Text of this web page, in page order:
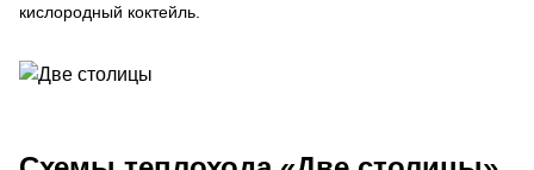
кислородный коктейль.